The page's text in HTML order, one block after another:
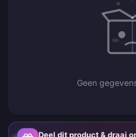
Geen
Deel dit product & draai